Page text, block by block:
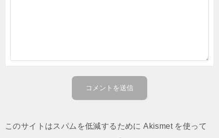
このサイトはスパムを低減するために Akismet を使って